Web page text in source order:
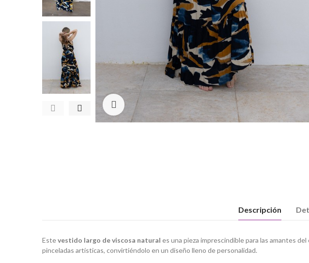
Ampliar
Descripción
Estevestido largo de viscosa natural es una pieza imprescindible para las amantes del
pinceladas artísticas, convirtiéndolo en un diseño lleno de personalidad.